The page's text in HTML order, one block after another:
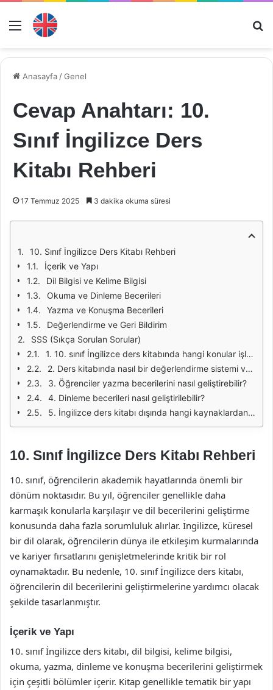
Menü
Anasayfa /Genel
Cevap Anahtarı: 10.
Sınıf İngilizce Ders
Kitabı Rehberi
17 Temmuz 2025 3 dakika okuma süresi
10. Sınıf İngilizce Ders Kitabı Rehberi
İçerik ve Yapı
Dil Bilgisi ve Kelime Bilgisi
Okuma ve Dinleme Becerileri
Yazma ve Konuşma Becerileri
Değerlendirme ve Geri Bildirim
SSS (Sıkça Sorulan Sorular)
1. 10. sınıf İngilizce ders kitabında hangi konular işleniyor?
2. Ders kitabında nasıl bir değerlendirme sistemi var?
3. Öğrenciler yazma becerilerini nasıl geliştirebilir?
4. Dinleme becerileri nasıl geliştirilebilir?
5. İngilizce ders kitabı dışında hangi kaynaklardan yararlanabilirim?
10. Sınıf İngilizce Ders Kitabı Rehberi
10. sınıf, öğrencilerin akademik hayatlarında önemli bir
dönüm noktasıdır. Bu yıl, öğrenciler genellikle daha
karmaşık konularla karşılaşır ve dil becerilerini geliştirme
konusunda daha fazla sorumluluk alırlar. İngilizce, küresel
bir dil olarak, öğrencilerin dünya ile etkileşim kurmalarında
ve kariyer fırsatlarını genişletmelerinde kritik bir rol
oynamaktadır. Bu nedenle, 10. sınıf İngilizce ders kitabı,
öğrencilerin dil becerilerini geliştirmelerine yardımcı olacak
şekilde tasarlanmıştır.
İçerik ve Yapı
10. sınıf İngilizce ders kitabı, dil bilgisi, kelime bilgisi,
okuma, yazma, dinleme ve konuşma becerilerini geliştirmek
için çeşitli bölümler içerir. Kitap genellikle tematik bir yapı